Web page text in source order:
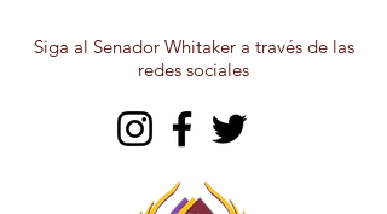
Siga al Senador Whitaker a través de las
redes sociales